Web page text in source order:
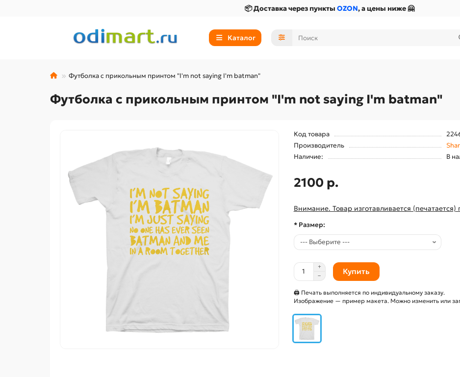
📦 Доставка через пункты OZON, а цены ниже 🤗
Каталог
Футболка с прикольным принтом "I'm not saying I'm batman"
Футболка с прикольным принтом "I'm not saying I'm batman"
Код товара
Производитель
Наличие:
В
2100 р.
Внимание. Товар изготавливается
* Размер:
Купить
🖨 Печать выполняется по индивидуальному заказу.
Изображение — пример макета. Можно изменить или